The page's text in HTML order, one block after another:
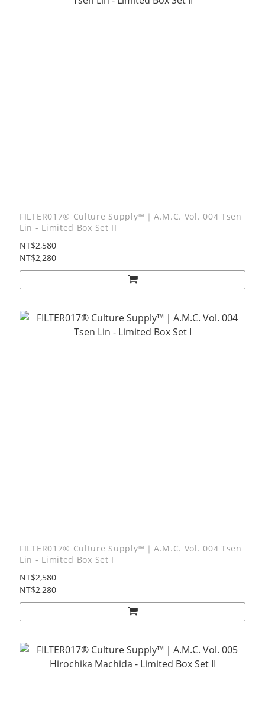
FILTER017® Culture Supply™｜A.M.C. Vol. 004 Tsen
Lin - Limited Box Set II
NT$2,580
NT$2,280
FILTER017® Culture Supply™｜A.M.C. Vol. 004 Tsen
Lin - Limited Box Set I
NT$2,580
NT$2,280